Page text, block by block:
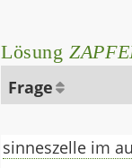
Lösung
Frage
sinneszelle im